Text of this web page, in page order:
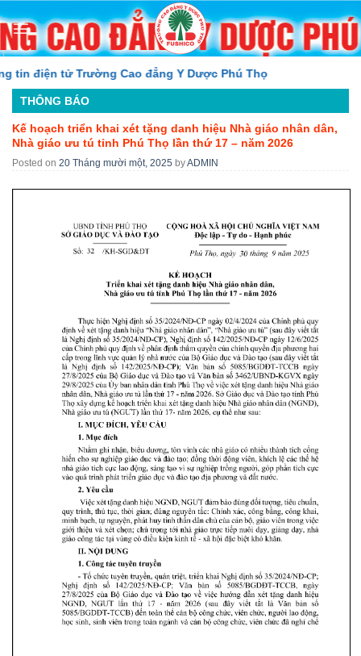
to
content
điện tử Trường Cao đẳng Y Dược Phú Thọ
THÔNG BÁO
Kế hoạch triển khai xét tặng danh hiệu Nhà giáo nhân dân,
Nhà giáo ưu tú tỉnh Phú Thọ lần thứ 17 – năm 2026
Posted on 20 Tháng mười một, 2025 byADMIN